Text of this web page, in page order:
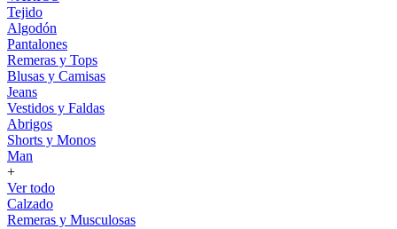
Tejido
Algodón
Pantalones
Remeras y Tops
Blusas y Camisas
Jeans
Vestidos y Faldas
Abrigos
Shorts y Monos
Man
+
Ver todo
Calzado
Remeras y Musculosas